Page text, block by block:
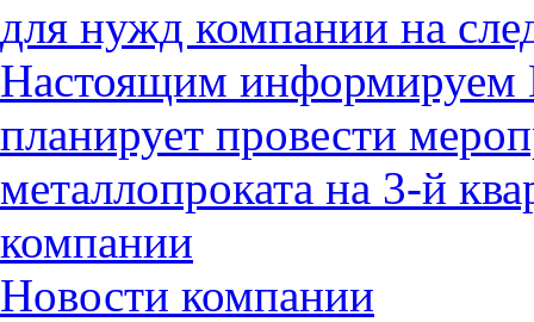
для нужд компании на
Настоящим
планирует провести
металлопроката на 3-й
компании
Новости компании